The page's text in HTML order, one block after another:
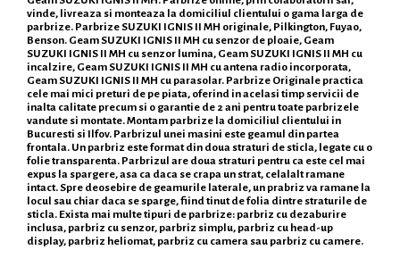
vinde, livreaza si monteaza la domiciliul clientului o gama larga de
parbrize. Parbrize SUZUKI IGNIS II MH originale, Pilkington, Fuyao,
Benson. Geam SUZUKI IGNIS II MH cu senzor de ploaie, Geam
SUZUKI IGNIS II MH cu senzor lumina, Geam SUZUKI IGNIS II MH cu
incalzire, Geam SUZUKI IGNIS II MH cu antena radio incorporata,
Geam SUZUKI IGNIS II MH cu parasolar. Parbrize Originale practica
cele mai mici preturi de pe piata, oferind in acelasi timp servicii de
inalta calitate precum si o garantie de 2 ani pentru toate parbrizele
vandute si montate. Montam parbrize la domiciliul clientului in
Bucuresti si Ilfov. Parbrizul unei masini este geamul din partea
frontala. Un parbriz este format din doua straturi de sticla, legate cu o
folie transparenta. Parbrizul are doua straturi pentru ca este cel mai
expus la spargere, asa ca daca se crapa un strat, celalalt ramane
intact. Spre deosebire de geamurile laterale, un prabriz va ramane la
locul sau chiar daca se sparge, fiind tinut de folia dintre straturile de
sticla. Exista mai multe tipuri de parbrize: parbriz cu dezaburire
inclusa, parbriz cu senzor, parbriz simplu, parbriz cu head-up
display, parbriz heliomat, parbriz cu camera sau parbriz cu camere.